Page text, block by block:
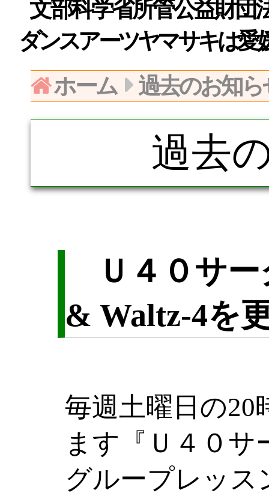
文部科学省所管公益財団
ダンスアーツヤマサキは愛
ホーム
過去のお知ら
過去
Ｕ４０サー
& Waltz-4を
毎週土曜日の20
ます『Ｕ４０サ
グループレッ